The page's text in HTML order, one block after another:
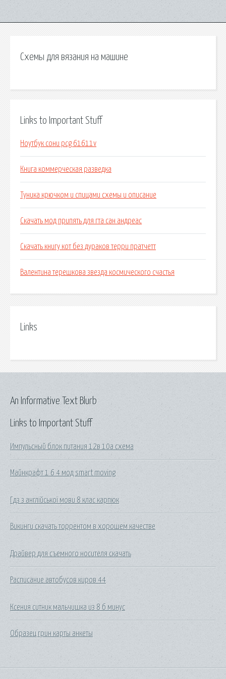
Схемы для вязания на машине
Links to Important Stuff
Ноутбук сони pcg 61611v
Книга коммерческая разведка
Туника крючком и спицами схемы и описание
Скачать мод припять для гта сан андреас
Скачать книгу кот без дураков терри пратчетт
Валентина терешкова звезда космического счастья
Links
Links to Important Stuff
Импульсный блок питания 12в 10а схема
Майнкрафт 1 6 4 мод smart moving
Гдз з англійської мови 8 клас карпюк
Викинги скачать торрентом в хорошем качестве
Драйвер для съемного носителя скачать
Расписание автобусов киров 44
Ксения ситник мальчишка из 8 б минус
Образец грин карты анкеты
An Informative Text Blurb